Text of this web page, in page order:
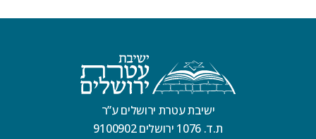
ישיבת עטרת ירושלים ע”ר
ת.ד. 1076 ירושלים 9100902